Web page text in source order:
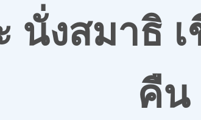
นั่งสมาธิ
คืน